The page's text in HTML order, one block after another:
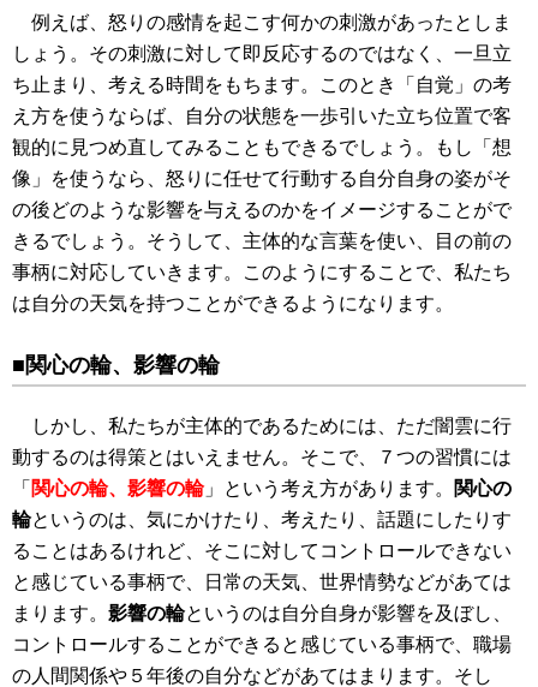
例えば、怒りの感情を起こす何かの刺激があったとしま
しょう。その刺激に対して即反応するのではなく、一旦立
ち止まり、考える時間をもちます。このとき「自覚」の考
え方を使うならば、自分の状態を一歩引いた立ち位置で客
観的に見つめ直してみることもできるでしょう。もし「想
像」を使うなら、怒りに任せて行動する自分自身の姿がそ
の後どのような影響を与えるのかをイメージすることがで
きるでしょう。そうして、主体的な言葉を使い、目の前の
事柄に対応していきます。このようにすることで、私たち
は自分の天気を持つことができるようになります。
■関心の輪、影響の輪
しかし、私たちが主体的であるためには、ただ闇雲に行
動するのは得策とはいえません。そこで、７つの習慣には
「 関心の輪、影響の輪」という考え方があります。
関心の
輪というのは、気にかけたり、考えたり、話題にしたりす
ることはあるけれど、そこに対してコントロールできない
と感じている事柄で、日常の天気、世界情勢などがあては
まります。 影響の輪というのは自分自身が影響を及ぼし、
コントロールすることができると感じている事柄で、職場
の人間関係や５年後の自分などがあてはまります。そし